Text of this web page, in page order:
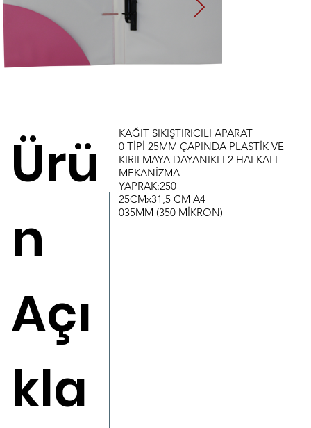
Ürü
n
Açı
kla
KAĞIT SIKIŞTIRICILI APARAT
0 TİPİ 25MM ÇAPINDA PLASTİK VE
KIRILMAYA DAYANIKLI 2 HALKALI
MEKANİZMA
YAPRAK:250
25CMx31,5 CM A4
035MM (350 MİKRON)